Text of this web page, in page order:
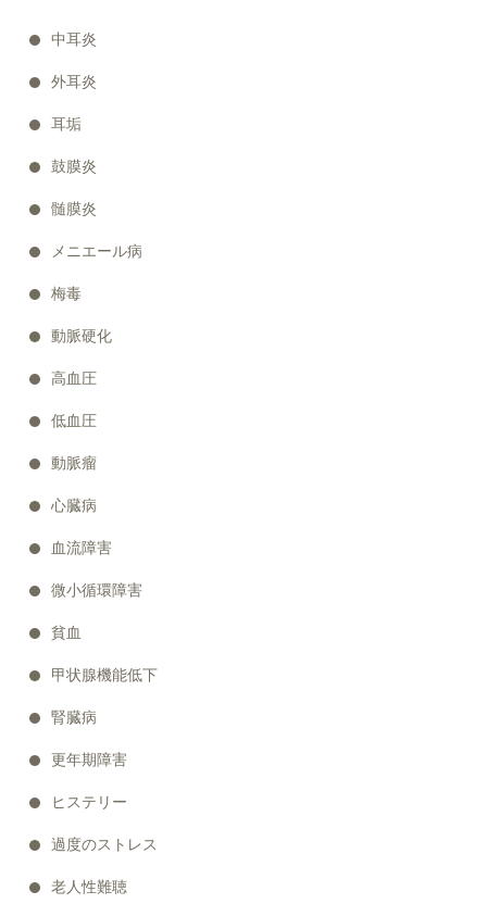
中耳炎
外耳炎
耳垢
鼓膜炎
髄膜炎
メニエール病
梅毒
動脈硬化
高血圧
低血圧
動脈瘤
心臓病
血流障害
微小循環障害
貧血
甲状腺機能低下
腎臓病
更年期障害
ヒステリー
過度のストレス
老人性難聴